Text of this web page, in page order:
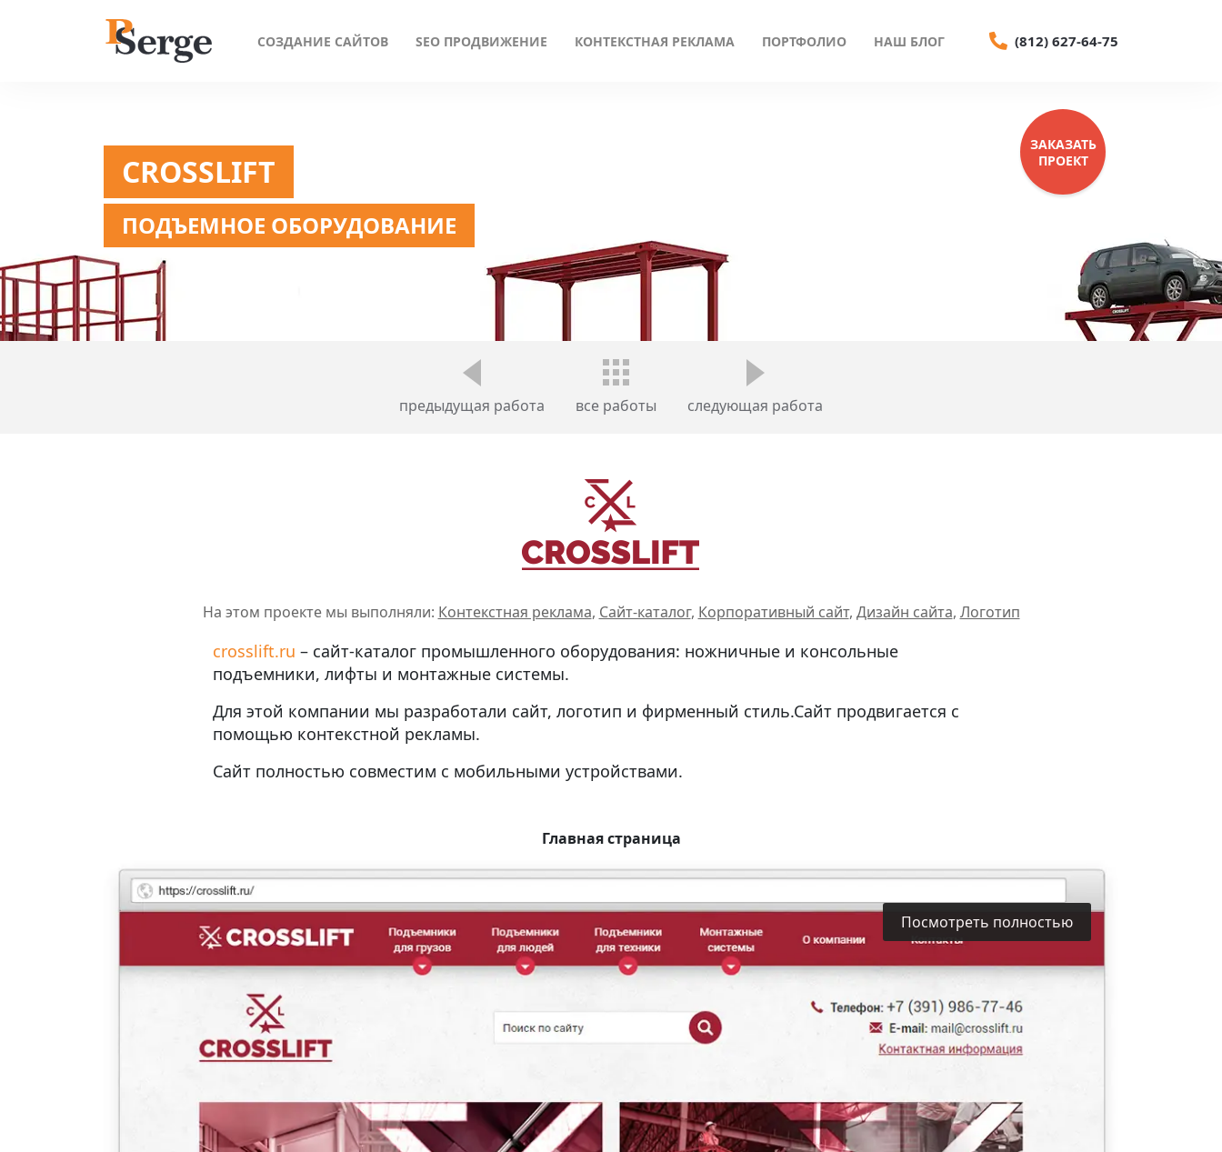
СОЗДАНИЕ САЙТОВ SEO ПРОДВИЖЕНИЕ КОНТЕКСТНАЯ РЕКЛАМА ПОРТФОЛИО НАШ БЛОГ (812) 627-64-75
ЗАКАЗАТЬ
ПРОЕКТ
CROSSLIFT
ПОДЪЕМНОЕ ОБОРУДОВАНИЕ
предыдущая работа все работы следующая работа
На этом проекте мы выполняли: Контекстная реклама, Сайт-каталог, Корпоративный сайт, Дизайн сайта, Логотип
crosslift.ru – сайт-каталог промышленного оборудования: ножничные и консольные
подъемники, лифты и монтажные системы.
Для этой компании мы разработали сайт, логотип и фирменный стиль.Сайт продвигается с
помощью контекстной рекламы.
Сайт полностью совместим с мобильными устройствами.
Главная страница
Посмотреть полностью